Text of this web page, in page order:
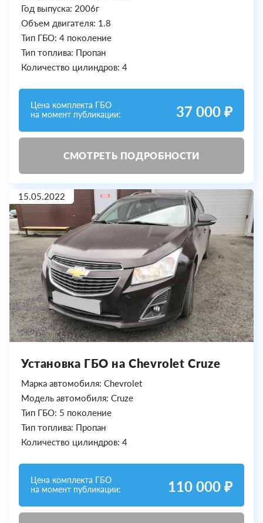
Год выпуска: 2006г
Объем двигателя: 1.8
Тип ГБО: 4 поколение
Тип топлива: Пропан
Количество цилиндров: 4
Цена комплекта ГБО
на момент публикации:
37 000 ₽
СМОТРЕТЬ ПОДРОБНОСТИ
15.05.2022
Установка ГБО на Chevrolet Cruze
Марка автомобиля: Chevrolet
Модель автомобиля: Cruze
Тип ГБО: 5 поколение
Тип топлива: Пропан
Количество цилиндров: 4
Цена комплекта ГБО
на момент публикации:
110 000 ₽